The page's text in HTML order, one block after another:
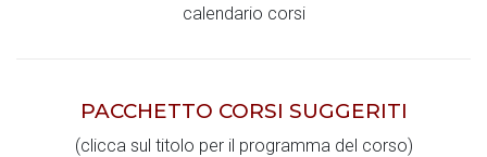
calendario corsi
PACCHETTO CORSI SUGGERITI
(clicca sul titolo per il programma del corso)